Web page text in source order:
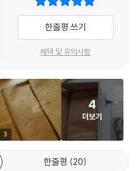
책장을 펼쳐보세요. 무심코 펼친 책
을 경험해보세요.
을 정한 후, 평소 아끼던 오브제나
문장이 나타날 거예요. 그 문장을
요.
.
면, 스마트폰으로 사진을 찍어 배
지를 보내보세요.
한줄평 쓰기
혜택 및 유의사항
3
4
더보기
한줄평 20